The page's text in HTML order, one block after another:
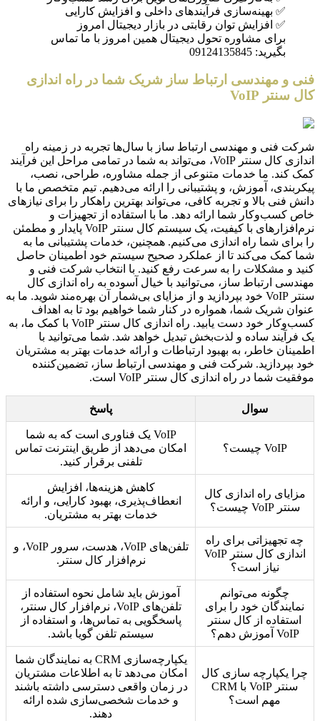
✅ بهینه‌سازی فرآیندهای داخلی و افزایش کارایی
✅ افزایش توان رقابتی در بازار دیجیتال امروز
برای مشاوره تحول دیجیتال همین امروز با ما تماس
بگیرید: 09124135845
فنی و مهندسی ارتباط ساز شریک شما در راه اندازی
کال سنتر VoIP
شرکت فنی و مهندسی ارتباط ساز با سال‌ها تجربه در زمینه راه
اندازی کال سنتر VoIP، می‌تواند به شما در تمامی مراحل این فرآیند
کمک کند. ما خدمات متنوعی از جمله مشاوره، طراحی، نصب،
پیکربندی، آموزش، و پشتیبانی را ارائه می‌دهیم. تیم متخصص ما با
دانش فنی بالا و تجربه کافی، می‌تواند بهترین راهکار را برای نیازهای
خاص کسب‌وکار شما ارائه دهد. ما با استفاده از تجهیزات و
نرم‌افزارهای با کیفیت، یک سیستم کال سنتر VoIP پایدار و مطمئن
را برای شما راه اندازی می‌کنیم. همچنین، خدمات پشتیبانی ما به
شما کمک می‌کند تا از عملکرد صحیح سیستم خود اطمینان حاصل
کنید و مشکلات را به سرعت رفع کنید. با انتخاب شرکت فنی و
مهندسی ارتباط ساز، می‌توانید با خیال آسوده به راه اندازی کال
سنتر VoIP خود بپردازید و از مزایای بی‌شمار آن بهره‌مند شوید. ما به
عنوان شریک شما، همواره در کنار شما خواهیم بود تا به اهداف
کسب‌وکار خود دست یابید. راه اندازی کال سنتر VoIP با کمک ما، به
یک فرآیند ساده و لذت‌بخش تبدیل خواهد شد. شما می‌توانید با
اطمینان خاطر، به بهبود ارتباطات و ارائه خدمات بهتر به مشتریان
خود بپردازید. شرکت فنی و مهندسی ارتباط ساز، تضمین‌کننده
موفقیت شما در راه اندازی کال سنتر VoIP است.
سوال پاسخ
VoIP چیست؟
VoIP یک فناوری است که به شما
امکان می‌دهد از طریق اینترنت تماس
تلفنی برقرار کنید.
مزایای راه اندازی کال
سنتر VoIP چیست؟
کاهش هزینه‌ها، افزایش
انعطاف‌پذیری، بهبود کارایی، و ارائه
خدمات بهتر به مشتریان.
چه تجهیزاتی برای راه
اندازی کال سنتر VoIP
نیاز است؟
تلفن‌های VoIP، هدست، سرور VoIP، و
نرم‌افزار کال سنتر.
چگونه می‌توانم
نمایندگان خود را برای
استفاده از کال سنتر
VoIP آموزش دهم؟
آموزش باید شامل نحوه استفاده از
تلفن‌های VoIP، نرم‌افزار کال سنتر،
پاسخگویی به تماس‌ها، و استفاده از
سیستم تلفن گویا باشد.
چرا یکپارچه سازی کال
سنتر VoIP با CRM
مهم است؟
یکپارچه‌سازی CRM به نمایندگان شما
امکان می‌دهد تا به اطلاعات مشتریان
در زمان واقعی دسترسی داشته باشند
و خدمات شخصی‌سازی شده ارائه
دهند.